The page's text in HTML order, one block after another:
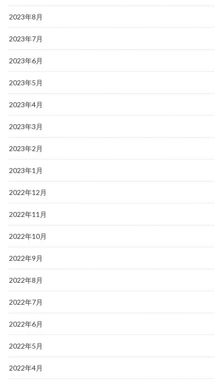
2023年8月
2023年7月
2023年6月
2023年5月
2023年4月
2023年3月
2023年2月
2023年1月
2022年12月
2022年11月
2022年10月
2022年9月
2022年8月
2022年7月
2022年6月
2022年5月
2022年4月